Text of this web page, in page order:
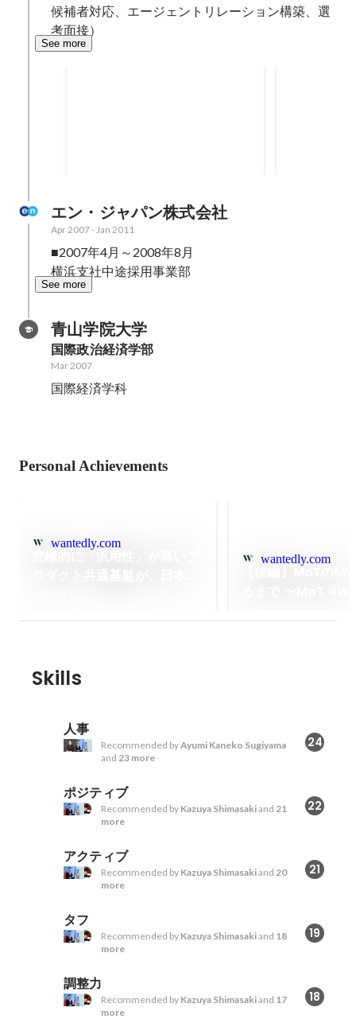
候補者対応、エージェントリレーション構築、選
考面接）
See more
エン・ジャパン株式会社
Apr 2007-Jan 2011
■2007年4月～2008年8月
横浜支社中途採用事業部
See more
青山学院大学
国際政治経済学部
Mar 2007
国際経済学科
Personal Achievements
wantedly.com
wantedly.com
Skills
人事
24
Recommended byAyumi Kaneko Sugiyama
and 23 more
ポジティブ
22
Recommended by Kazuya Shimasakiand 21
more
アクティブ
21
Recommended by Kazuya Shimasakiand 20
more
タフ
19
Recommended by Kazuya Shimasakiand 18
more
調整力
18
Recommended by Kazuya Shimasakiand 17
more